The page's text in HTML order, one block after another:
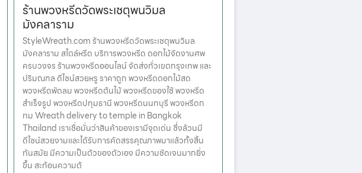
ร้านพวงหรีดวัดพระเชตุพนวิมล
มังคลาราม
StyleWreath.com ร้านพวงหรีดวัดพระเชตุพนวิมล
มังคลาราม สไตล์หรีด บริการพวงหรีด ดอกไม้จัดงานศพ
ครบวงจร ร้านพวงหรีดออนไลน์ จัดส่งทั่วเขตกรุงเทพ และ
ปริมณฑล ดีไซน์สวยหรู ราคาถูก พวงหรีดดอกไม้สด
พวงหรีดพัดลม พวงหรีดต้นไม้ พวงหรีดของใช้ พวงหรีด
สำเร็จรูป พวงหรีดปทุมธานี พวงหรีดนนทบุรี พวงหรีดก
ทม Wreath delivery to temple in Bangkok
Thailand เราเชื่อมั่นว่าสินค้าของเรามีจุดเด่น ซึ่งล้วนมี
ดีไซน์สวยงามและได้รับการคัดสรรคุณภาพมาแล้วทั้งสิ้น
ทันสมัย มีความเป็นตัวของตัวเอง มีความชัดเจนมากยิ่ง
ขึ้น สะท้อนความต้